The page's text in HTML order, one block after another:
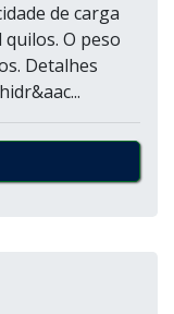
de carga
O peso
Detalhes